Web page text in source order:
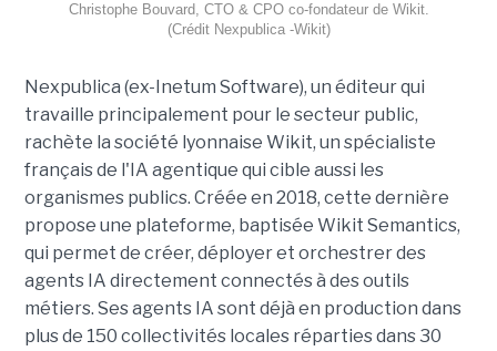
Christophe Bouvard, CTO & CPO co-fondateur de Wikit.
(Crédit Nexpublica -Wikit)
Nexpublica (ex-Inetum Software), un éditeur qui
travaille principalement pour le secteur public,
rachète la société lyonnaise Wikit, un spécialiste
français de l'IA agentique qui cible aussi les
organismes publics. Créée en 2018, cette dernière
propose une plateforme, baptisée Wikit Semantics,
qui permet de créer, déployer et orchestrer des
agents IA directement connectés à des outils
métiers. Ses agents IA sont déjà en production dans
plus de 150 collectivités locales réparties dans 30